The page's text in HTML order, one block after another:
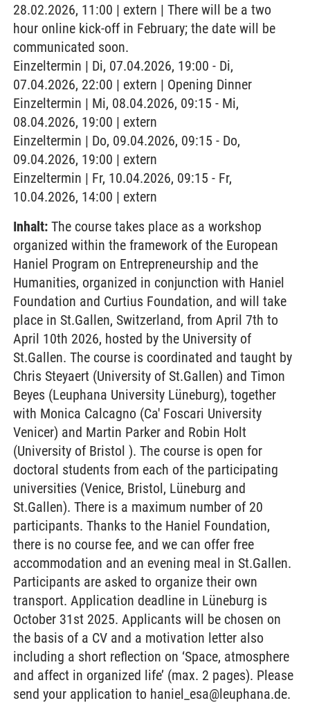
28.02.2026, 11:00 | extern | There will be a two
hour online kick-off in February; the date will be
communicated soon.
Einzeltermin | Di, 07.04.2026, 19:00 - Di,
07.04.2026, 22:00 | extern | Opening Dinner
Einzeltermin | Mi, 08.04.2026, 09:15 - Mi,
08.04.2026, 19:00 | extern
Einzeltermin | Do, 09.04.2026, 09:15 - Do,
09.04.2026, 19:00 | extern
Einzeltermin | Fr, 10.04.2026, 09:15 - Fr,
10.04.2026, 14:00 | extern
Inhalt: The course takes place as a workshop
organized within the framework of the European
Haniel Program on Entrepreneurship and the
Humanities, organized in conjunction with Haniel
Foundation and Curtius Foundation, and will take
place in St.Gallen, Switzerland, from April 7th to
April 10th 2026, hosted by the University of
St.Gallen. The course is coordinated and taught by
Chris Steyaert (University of St.Gallen) and Timon
Beyes (Leuphana University Lüneburg), together
with Monica Calcagno (Ca' Foscari University
Venicer) and Martin Parker and Robin Holt
(University of Bristol ). The course is open for
doctoral students from each of the participating
universities (Venice, Bristol, Lüneburg and
St.Gallen). There is a maximum number of 20
participants. Thanks to the Haniel Foundation,
there is no course fee, and we can offer free
accommodation and an evening meal in St.Gallen.
Participants are asked to organize their own
transport. Application deadline in Lüneburg is
October 31st 2025. Applicants will be chosen on
the basis of a CV and a motivation letter also
including a short reflection on ‘Space, atmosphere
and affect in organized life’ (max. 2 pages). Please
send your application to haniel_esa@leuphana.de.